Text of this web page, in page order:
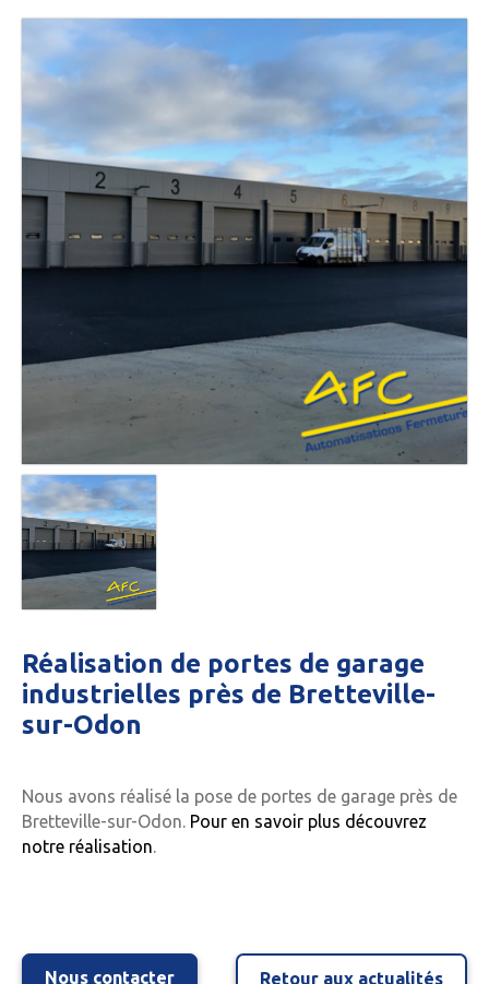
Réalisation de portes de garage
industrielles près de Bretteville-
sur-Odon
Nous avons réalisé la pose de portes de garage près de
Bretteville-sur-Odon. Pour en savoir plus découvrez
notre réalisation.
Nous contacter Retour aux actualités